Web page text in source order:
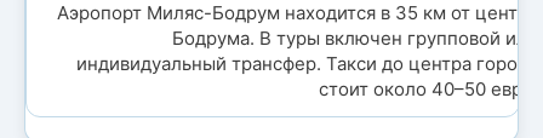
Аэропорт Миляс-Бодрум находится в 35 км от центра
Бодрума. В туры включен групповой или
индивидуальный трансфер. Такси до центра города
стоит около 40–50 евро.